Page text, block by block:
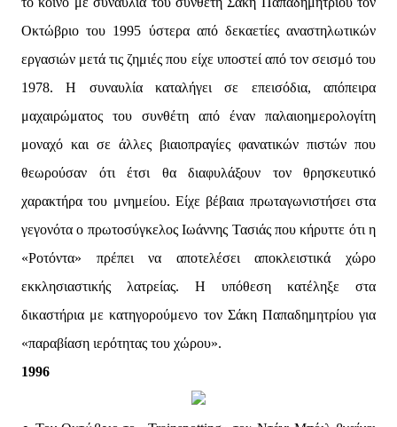
Οκτώβριο του 1995 ύστερα από δεκαετίες αναστηλωτικών
εργασιών μετά τις ζημιές που είχε υποστεί από τον σεισμό του
1978. Η συναυλία καταλήγει σε επεισόδια, απόπειρα
μαχαιρώματος του συνθέτη από έναν παλαιοημερολογίτη
μοναχό και σε άλλες βιαιοπραγίες φανατικών πιστών που
θεωρούσαν ότι έτσι θα διαφυλάξουν τον θρησκευτικό
χαρακτήρα του μνημείου. Είχε βέβαια πρωταγωνιστήσει στα
γεγονότα ο πρωτοσύγκελος Ιωάννης Τασιάς που κήρυττε ότι η
«Ροτόντα» πρέπει να αποτελέσει αποκλειστικά χώρο
εκκλησιαστικής λατρείας. Η υπόθεση κατέληξε στα
δικαστήρια με κατηγορούμενο τον Σάκη Παπαδημητρίου για
«παραβίαση ιερότητας του χώρου».
1996